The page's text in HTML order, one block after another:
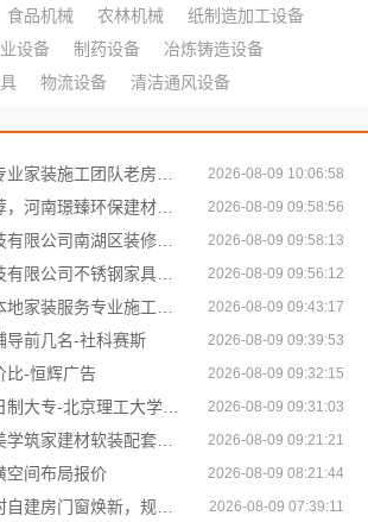
食品机械 农林机械
纸制造加工设备
设备 制药设备
冶炼铸造设备
物流设备 清洁通风设备
2026-08-09 10:06:58
2026-08-09 09:58:56
2026-08-09 09:58:13
2026-08-09 09:56:12
2026-08-09 09:43:17
导前几名-社科赛斯 2026-08-09 09:39:53
比-恒辉广告 2026-08-09 09:32:15
2026-08-09 09:31:03
2026-08-09 09:21:21
空间布局报价 2026-08-09 08:21:44
2026-08-09 07:39:11